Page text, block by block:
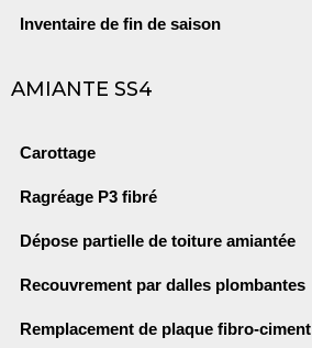
Inventaire de fin de saison
AMIANTE SS4
Carottage
Ragréage P3 fibré
Dépose partielle de toiture amiantée
Recouvrement par dalles plombantes
Remplacement de plaque fibro-ciment